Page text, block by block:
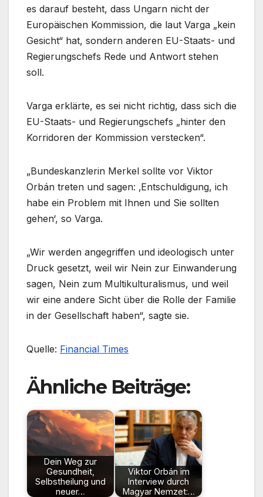
es darauf besteht, dass Ungarn nicht der
Europäischen Kommission, die laut Varga „kein
Gesicht“ hat, sondern anderen EU-Staats- und
Regierungschefs Rede und Antwort stehen
soll.
Varga erklärte, es sei nicht richtig, dass sich die
EU-Staats- und Regierungschefs „hinter den
Korridoren der Kommission verstecken“.
„Bundeskanzlerin Merkel sollte vor Viktor
Orbán treten und sagen: ‚Entschuldigung, ich
habe ein Problem mit Ihnen und Sie sollten
gehen‘, so Varga.
„Wir werden angegriffen und ideologisch unter
Druck gesetzt, weil wir Nein zur Einwanderung
sagen, Nein zum Multikulturalismus, und weil
wir eine andere Sicht über die Rolle der Familie
in der Gesellschaft haben“, sagte sie.
Quelle: Financial Times
Ähnliche Beiträge:
Dein Weg zur
Gesundheit,
Selbstheilung und
neuer…
Viktor Orbán im
Interview durch
Magyar Nemzet:…